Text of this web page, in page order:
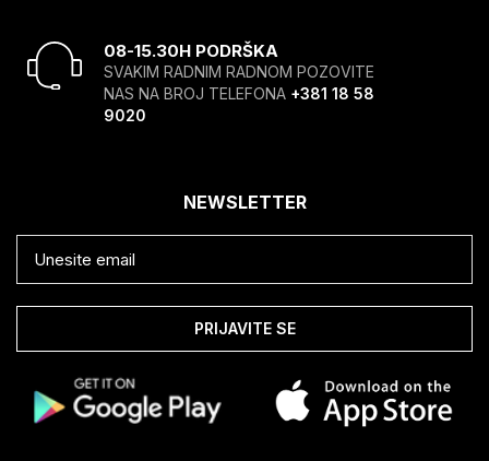
08-15.30H PODRŠKA
SVAKIM RADNIM RADNOM POZOVITE
NAS NA BROJ TELEFONA +381 18 58
9020
NEWSLETTER
PRIJAVITE SE